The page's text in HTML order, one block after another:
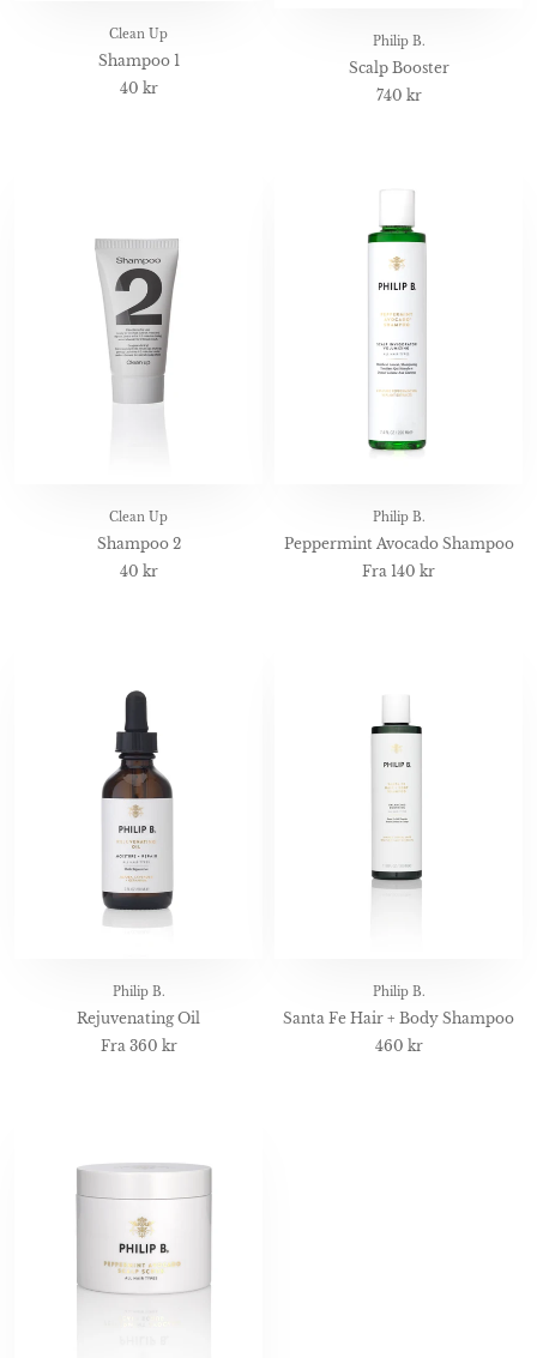
Clean Up
Shampoo 1
40 kr
Philip B.
Scalp Booster
740 kr
Clean Up
Shampoo 2
40 kr
Philip B.
Peppermint Avocado Shampoo
Fra 140 kr
Philip B.
Rejuvenating Oil
Fra 360 kr
Philip B.
Santa Fe Hair + Body Shampoo
460 kr